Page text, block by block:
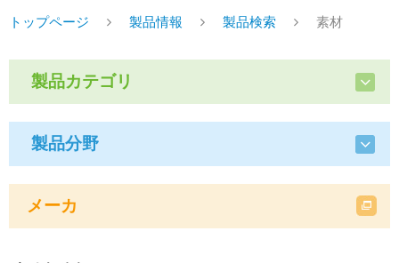
トップページ 製品情報 製品検索 素材
製品カテゴリ
製品分野
メーカ